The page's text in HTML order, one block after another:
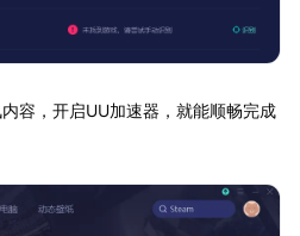
容，开启UU加速器，就能顺畅完成